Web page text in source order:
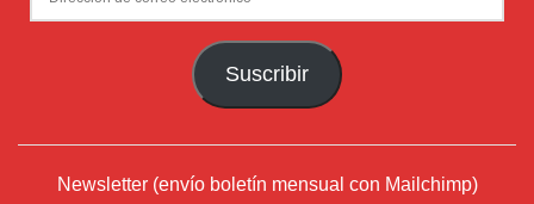
de
Suscribir
Newsletter (envío boletín mensual con Mailchimp)